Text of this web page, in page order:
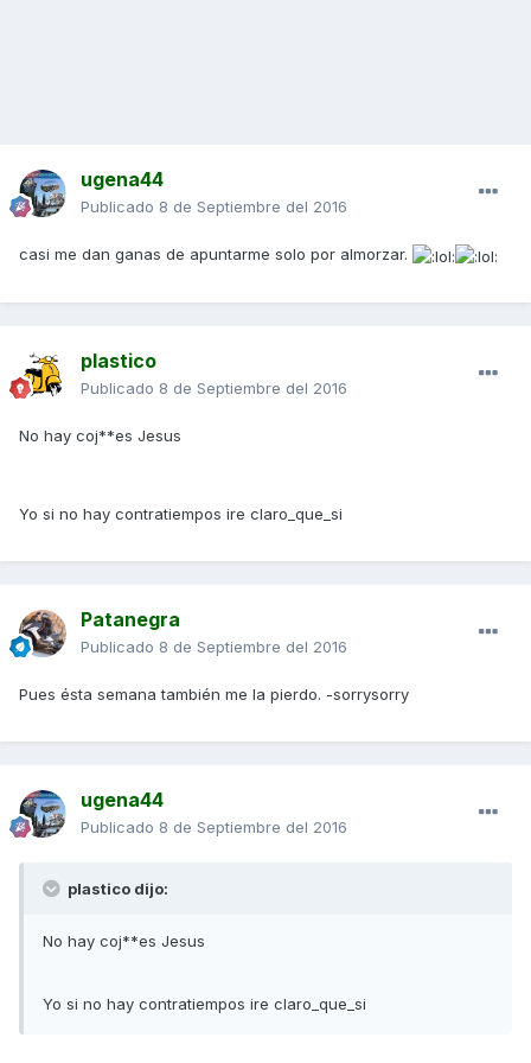
ugena44
Publicado 8 de Septiembre del 2016
casi me dan ganas de apuntarme solo por almorzar.
plastico
Publicado 8 de Septiembre del 2016
No hay coj**es Jesus
Yo si no hay contratiempos ire claro_que_si
Patanegra
Publicado 8 de Septiembre del 2016
Pues ésta semana también me la pierdo. -sorrysorry
ugena44
Publicado 8 de Septiembre del 2016
plastico dijo:
No hay coj**es Jesus
Yo si no hay contratiempos ire claro_que_si